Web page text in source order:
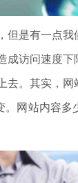
是有一点我
访问速度
。其实，
网站内容